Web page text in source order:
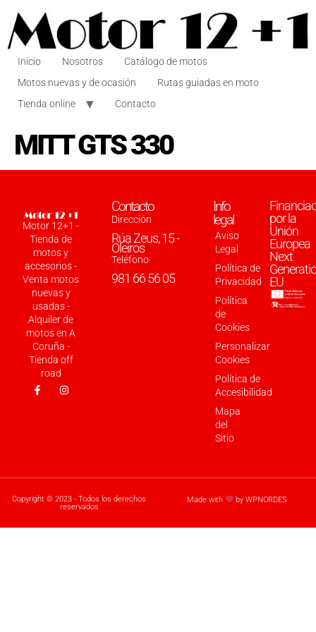
Inicio Nosotros
Catálogo de motos
Motos nuevas y de ocasión
Rutas guiadas en moto
Tienda online
Contacto
MITT GTS 330
Motor 12+1 -
Tienda de
motos y
accesorios -
Venta motos
nuevas y
usadas -
Alquiler de
motos en A
Coruña -
Tienda off
road
Contacto
Dirección
Rúa Zeus, 15 -
Oleiros
Teléfono
981 66 56 05
Info
legal
Aviso
Legal
Política de
Privacidad
Política
de
Cookies
Personalizar
Cookies
Política de
Accesibilidad
Mapa
del
Sitio
por la
Unión
Europea
Next
EU
Copyright © 2023 - Todos los derechos
reservados
Made with by WPNORDES